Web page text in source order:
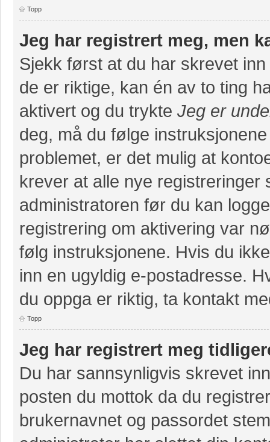
Topp
Jeg har registrert meg, men
Sjekk først at du har skrevet
de er riktige, kan én av to ting
aktivert og du trykte Jeg er
deg, må du følge
problemet, er det mulig at
krever at alle nye
administratoren før du kan
registrering om aktivering var
følg instruksjonene. Hvis du
inn en ugyldig e-postadresse.
du oppga er riktig, ta kontakt
Topp
Jeg har registrert meg
Du har sannsynligvis skrevet
posten du mottok da du
brukernavnet og passordet